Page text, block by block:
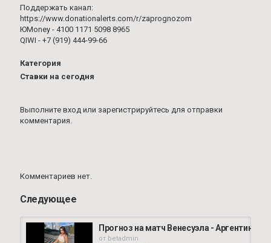
Поддержать канал:
https://www.donationalerts.com/r/zaprognozom
ЮMoney - 4100 1171 5098 8965
QIWI - +7 (919) 444-99-66
Категория
Ставки на сегодня
Выполните вход или зарегистрируйтесь для отправки
комментария.
Комментариев нет.
Следующее
Прогноз на матч Венесуэла -
от betadmin